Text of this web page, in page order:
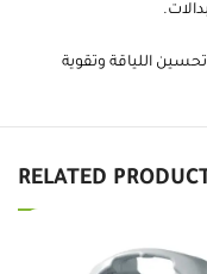
اللياقة وتقوية
RELATED